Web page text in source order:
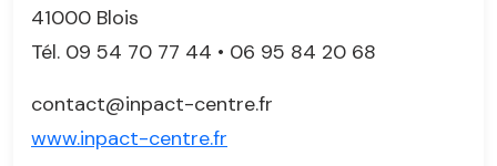
41000 Blois
Tél. 09 54 70 77 44 • 06 95 84 20 68
contact@inpact-centre.fr
www.inpact-centre.fr